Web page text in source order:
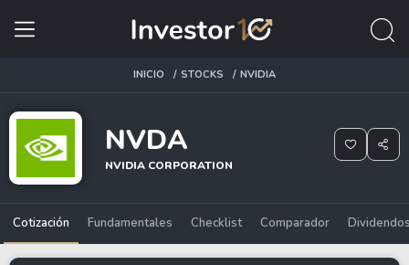
INICIO STOCKS NVIDIA
NVDA
NVIDIA CORPORATION
Cotización Fundamentales Checklist Comparador